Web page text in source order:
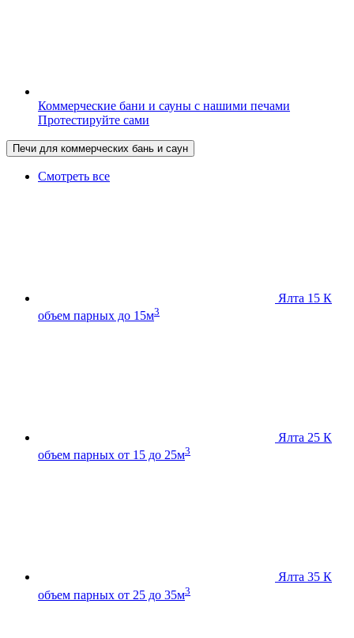
Коммерческие бани и сауны с нашими печами
Протестируйте сами
Печи для коммерческих бань и саун
Смотреть все
Ялта 15 К
объем парных до 15м3
Ялта 25 К
объем парных от 15 до 25м3
Ялта 35 К
объем парных от 25 до 35м3